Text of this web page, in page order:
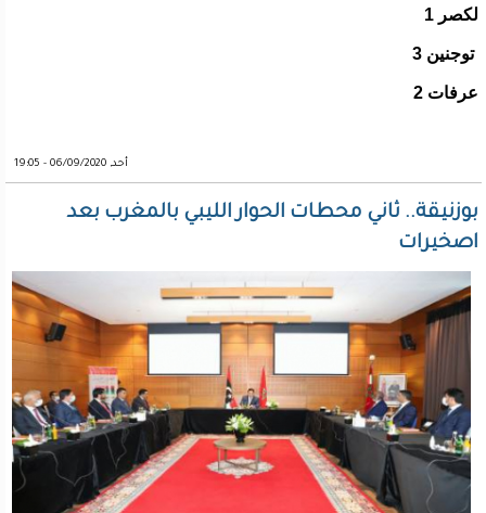
لكصر 1
توجنين 3
عرفات 2
أحد, 06/09/2020 - 19:05
بوزنيقة.. ثاني محطات الحوار الليبي بالمغرب بعد
اصخيرات